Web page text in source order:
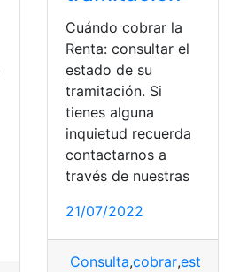
Cuándo cobrar la
Renta: consultar el
estado de su
tramitación. Si
tienes alguna
inquietud recuerda
contactarnos a
través de nuestras
21/07/2022
Consulta,cobrar,estado